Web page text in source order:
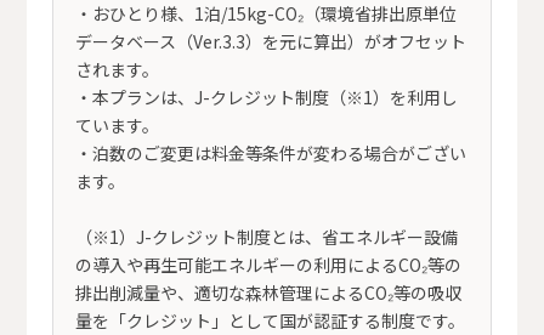
・おひとり様、1泊/15kg-CO₂（環境省排出原単位
データベース（Ver.3.3）を元に算出）がオフセット
されます。
・本プランは、J-クレジット制度（※1）を利用し
ています。
・泊数のご変更は料金等条件が変わる場合がござい
ます。
（※1）J-クレジット制度とは、省エネルギー設備
の導入や再生可能エネルギーの利用によるCO₂等の
排出削減量や、適切な森林管理によるCO₂等の吸収
量を「クレジット」として国が認証する制度です。